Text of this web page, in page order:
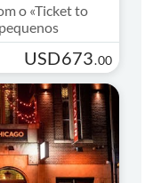
o «Ticket to
USD673.00